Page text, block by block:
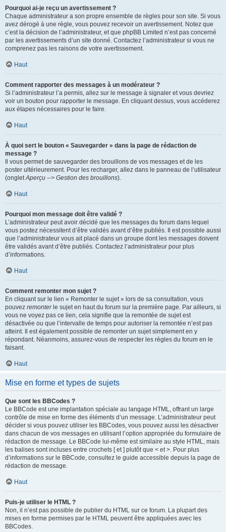
Pourquoi ai-je reçu un avertissement ?
Chaque administrateur a son propre ensemble de règles pour son site. Si vous
avez dérogé à une règle, vous pouvez recevoir un avertissement. Notez que
c’est la décision de l’administrateur, et que phpBB Limited n’est pas concerné
par les avertissements d’un site donné. Contactez l’administrateur si vous ne
comprenez pas les raisons de votre avertissement.
Haut
Comment rapporter des messages à un modérateur ?
Si l’administrateur l’a permis, allez sur le message à signaler et vous devriez
voir un bouton pour rapporter le message. En cliquant dessus, vous accéderez
aux étapes nécessaires pour le faire.
Haut
À quoi sert le bouton « Sauvegarder » dans la page de rédaction de
message ?
Il vous permet de sauvegarder des brouillons de vos messages et de les
poster ultérieurement. Pour les recharger, allez dans le panneau de l’utilisateur
(ongletAperçu --> Gestion des brouillons).
Haut
Pourquoi mon message doit être validé ?
L’administrateur peut avoir décidé que les messages du forum dans lequel
vous postez nécessitent d’être validés avant d’être publiés. Il est possible aussi
que l’administrateur vous ait placé dans un groupe dont les messages doivent
être validés avant d’être publiés. Contactez l’administrateur pour plus
d’informations.
Haut
Comment remonter mon sujet ?
En cliquant sur le lien « Remonter le sujet » lors de sa consultation, vous
pouvez remonterle sujet en haut du forum sur la première page. Par ailleurs, si
vous ne voyez pas ce lien, cela signifie que la remontée de sujet est
désactivée ou que l’intervalle de temps pour autoriser la remontée n’est pas
atteint. Il est également possible de remonter un sujet simplement en y
répondant. Néanmoins, assurez-vous de respecter les règles du forum en le
faisant.
Haut
Mise en forme et types de sujets
Que sont les BBCodes ?
Le BBCode est une implantation spéciale au langage HTML, offrant un large
contrôle de mise en forme des éléments d’un message. L’administrateur peut
décider si vous pouvez utiliser les BBCodes, vous pouvez aussi les désactiver
dans chacun de vos messages en utilisant l’option appropriée du formulaire de
rédaction de message. Le BBCode lui-même est similaire au style HTML, mais
les balises sont incluses entre crochets [ et ] plutôt que < et >. Pour plus
d’informations sur le BBCode, consultez le guide accessible depuis la page de
rédaction de message.
Haut
Puis-je utiliser le HTML ?
Non, il n’est pas possible de publier du HTML sur ce forum. La plupart des
mises en forme permises par le HTML peuvent être appliquées avec les
BBCodes.